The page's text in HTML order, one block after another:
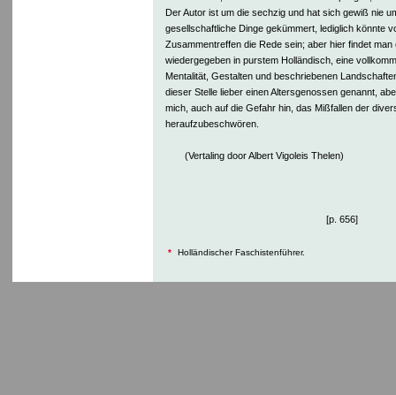
Der Autor ist um die sechzig und hat sich gewiß nie
gesellschaftliche Dinge gekümmert, lediglich könnte
Zusammentreffen die Rede sein; aber hier findet man
wiedergegeben in purstem Holländisch, eine
Mentalität, Gestalten und beschriebenen
dieser Stelle lieber einen Altersgenossen genannt,
mich, auch auf die Gefahr hin, das Mißfallen der
heraufzubeschwören.
(Vertaling door Albert Vigoleis Thelen)
[p. 656]
* Holländischer Faschistenführer.